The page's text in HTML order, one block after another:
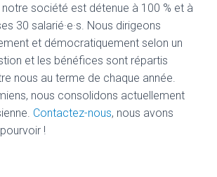
notre société est détenue à 100 % et à
30 salarié·e·s. Nous dirigeons
et démocratiquement selon un
et les bénéfices sont répartis
nous au terme de chaque année.
nous consolidons actuellement
Contactez-nous, nous avons
!